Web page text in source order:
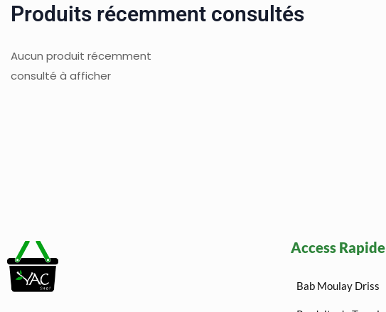
Produits récemment consultés
Aucun produit récemment
consulté à afficher
Access Rapide
Bab Moulay Driss